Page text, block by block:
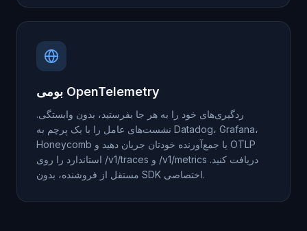
بومی OpenTelemetry
ردگیری‌های خود را به هر جا بفرستید، بدون وابستگی.
نشست‌های عامل را با یک پرچم به Datadog، Grafana،
Honeycomb یا جمع‌آورنده خودتان جریان دهید و OTLP
استاندارد را روی /v1/traces و /v1/metrics دریافت کنید.
مستقل از فروشنده، بدون SDK اختصاصی.